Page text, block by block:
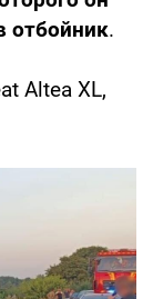
отбойник.
Altea XL,